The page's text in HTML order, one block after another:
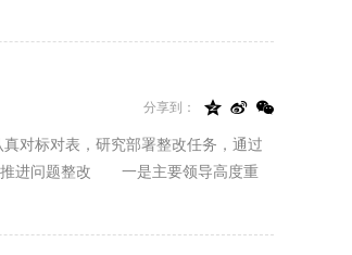
分享到：   
对标对表，研究部署整改任务，通过
推进问题整改 一是主要领导高度重